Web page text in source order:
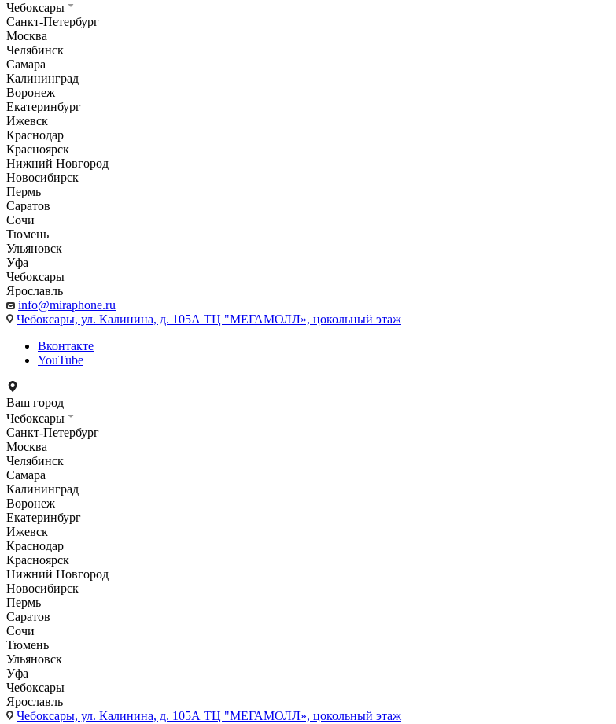
Чебоксары
Санкт-Петербург
Москва
Челябинск
Самара
Калининград
Воронеж
Екатеринбург
Ижевск
Краснодар
Красноярск
Нижний Новгород
Новосибирск
Пермь
Саратов
Сочи
Тюмень
Ульяновск
Уфа
Чебоксары
Ярославль
info@miraphone.ru
Чебоксары, ул. Калинина, д. 105А ТЦ "МЕГАМОЛЛ», цокольный этаж
Вконтакте
YouTube
Ваш город
Чебоксары
Санкт-Петербург
Москва
Челябинск
Самара
Калининград
Воронеж
Екатеринбург
Ижевск
Краснодар
Красноярск
Нижний Новгород
Новосибирск
Пермь
Саратов
Сочи
Тюмень
Ульяновск
Уфа
Чебоксары
Ярославль
Чебоксары, ул. Калинина, д. 105А ТЦ "МЕГАМОЛЛ», цокольный этаж